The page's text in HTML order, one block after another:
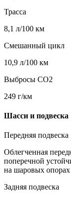
Трасса
8,1 л/100 км
Смешанный цикл
10,9 л/100 км
Выбросы CO2
249 г/км
Шасси и подвеска
Передняя подвеска
Облегченная
поперечной
на шаровых опорах
Задняя подвеска